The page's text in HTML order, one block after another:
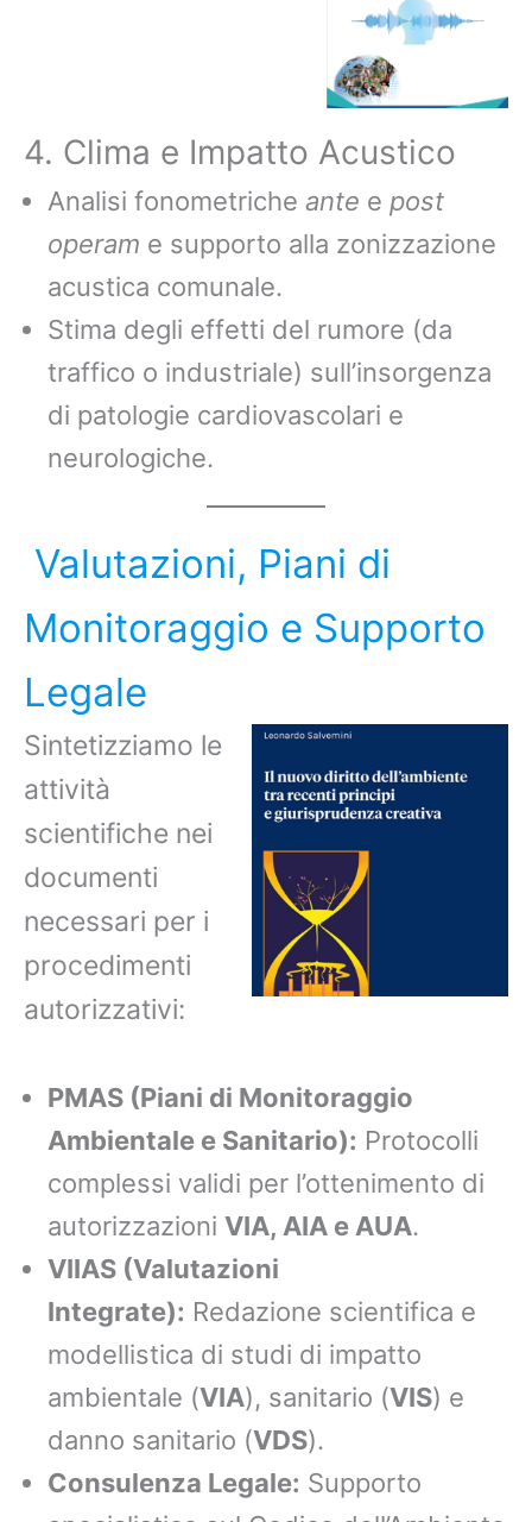
4. Clima e Impatto Acustico
Analisi fonometriche ante e post
operam e supporto alla zonizzazione
acustica comunale.
Stima degli effetti del rumore (da
traffico o industriale) sull’insorgenza
di patologie cardiovascolari e
neurologiche.
Valutazioni, Piani di
Monitoraggio e Supporto
Legale
Sintetizziamo le
attività
scientifiche nei
documenti
necessari per i
procedimenti
autorizzativi:
PMAS (Piani di Monitoraggio
Ambientale e Sanitario): Protocolli
complessi validi per l’ottenimento di
autorizzazioni VIA, AIA e AUA.
VIIAS (Valutazioni
Integrate): Redazione scientifica e
modellistica di studi di impatto
ambientale (VIA), sanitario (VIS) e
danno sanitario (VDS).
Consulenza Legale: Supporto